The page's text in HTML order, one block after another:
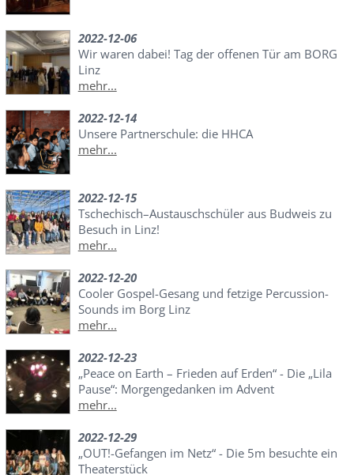
2022-12-06
Wir waren dabei! Tag der offenen Tür am BORG
Linz
mehr...
2022-12-14
Unsere Partnerschule: die HHCA
mehr...
2022-12-15
Tschechisch–Austauschschüler aus Budweis zu
Besuch in Linz!
mehr...
2022-12-20
Cooler Gospel-Gesang und fetzige Percussion-
Sounds im Borg Linz
mehr...
2022-12-23
„Peace on Earth – Frieden auf Erden“ - Die „Lila
Pause“: Morgengedanken im Advent
mehr...
2022-12-29
„OUT!-Gefangen im Netz“ - Die 5m besuchte ein
Theaterstück